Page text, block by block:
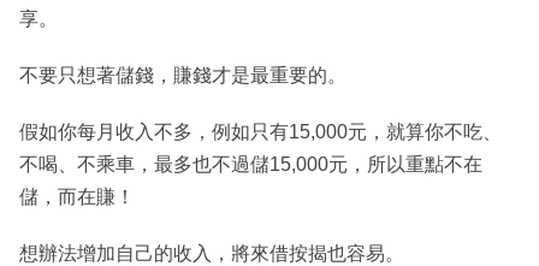
享。
不要只想著儲錢，賺錢才是最重要的。
假如你每月收入不多，例如只有15,000元，就算你不吃、
不喝、不乘車，最多也不過儲15,000元，所以重點不在
儲，而在賺！
想辦法增加自己的收入，將來借按揭也容易。